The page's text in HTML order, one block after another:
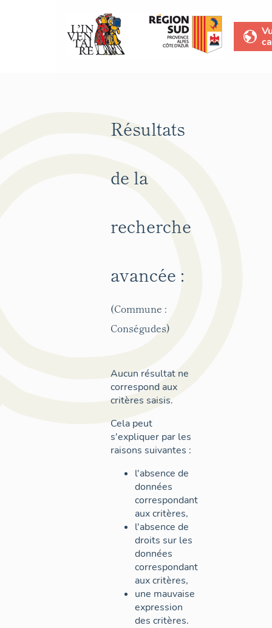
Résultats
de la
recherche
avancée :
(Commune :
Conségudes)
Aucun résultat ne
correspond aux
critères saisis.
Cela peut
s'expliquer par les
raisons suivantes :
l'absence de
données
correspondant
aux critères,
l'absence de
droits sur les
données
correspondant
aux critères,
une mauvaise
expression
des critères.